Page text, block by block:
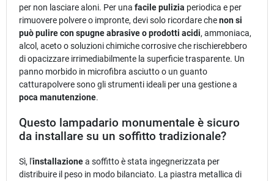
per non lasciare aloni. Per una facile pulizia periodica e per
rimuovere polvere o impronte, devi solo ricordare chenon si
può pulire con spugne abrasive o prodotti acidi, ammoniaca,
alcol, aceto o soluzioni chimiche corrosive che rischierebbero
di opacizzare irrimediabilmente la superficie trasparente. Un
panno morbido in microfibra asciutto o un guanto
catturapolvere sono gli strumenti ideali per una gestione a
poca manutenzione.
Questo lampadario monumentale è sicuro
da installare su un soffitto tradizionale?
Sì, l'installazionea soffitto è stata ingegnerizzata per
distribuire il peso in modo bilanciato. La piastra metallica di